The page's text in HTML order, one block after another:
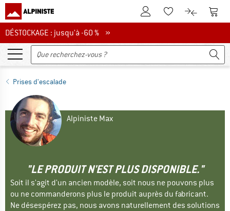
Vers le compte client
Vers la liste
Vers le
DÉSTOCKAGE : jusqu'à -60 %
DÉSTOCKAGE : jusqu'à -60 % »
Prises d'escalade
Alpiniste Max
"LE PRODUIT N'EST PLUS DISPONIBLE."
Soit il s'agit d'un ancien modèle, soit nous ne pouvons plus
ou ne commanderons plus le produit auprès du fabricant.
Ne désespérez pas, nous avons naturellement des solutions